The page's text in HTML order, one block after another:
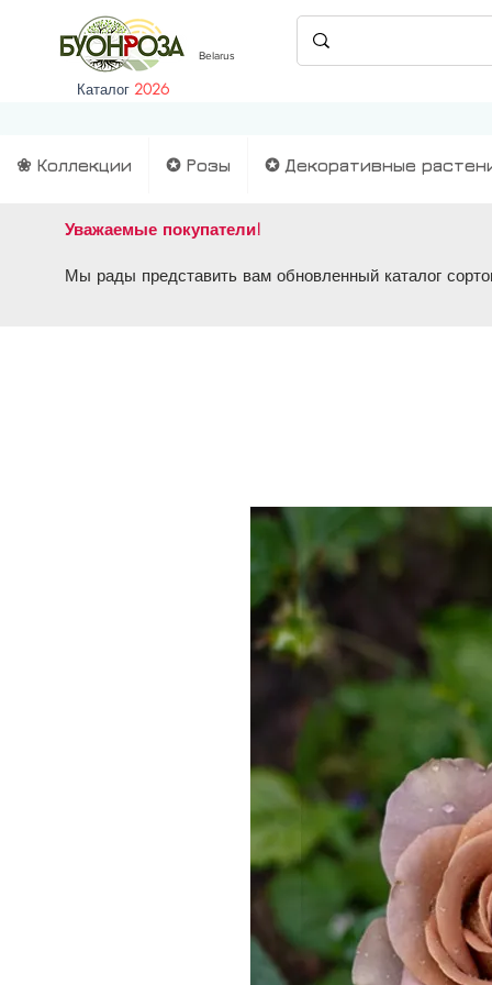
Belarus
Каталог 2026
❀ Коллекции ✪ Розы ✪ Декоративные
Уважаемые покупатели!
Мы рады представить вам обновленный каталог